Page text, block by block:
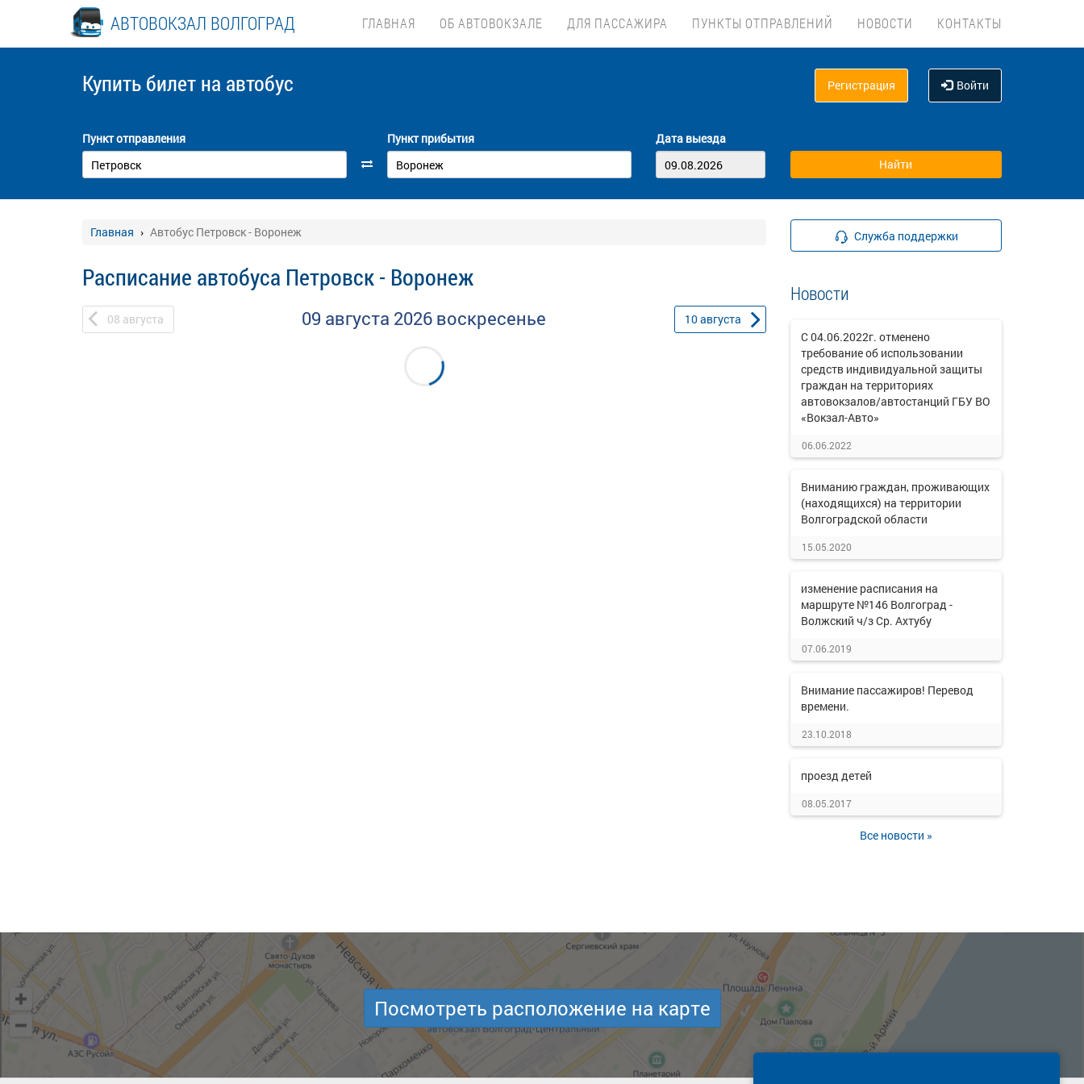
АВТОВОКЗАЛ ВОЛГОГРАД ГЛАВНАЯ ОБ АВТОВОКЗАЛЕ ДЛЯ ПАССАЖИРА ПУНКТЫ ОТПРАВЛЕНИЙ НОВОСТИ КОНТАКТЫ
Купить билет на автобус Регистрация Войти
Пункт отправления Пункт прибытия Дата выезда
Главная Автобус Петровск - Воронеж
Расписание автобуса Петровск - Воронеж
08 августа 09 августа 2026 воскресенье 10августа
Служба поддержки
Новости
С 04.06.2022г. отменено
требование об использовании
средств индивидуальной защиты
граждан на территориях
автовокзалов/автостанций ГБУ ВО
«Вокзал-Авто»
06.06.2022
Вниманию граждан, проживающих
(находящихся) на территории
Волгоградской области
15.05.2020
изменение расписания на
маршруте №146 Волгоград -
Волжский ч/з Ср. Ахтубу
07.06.2019
Внимание пассажиров! Перевод
времени.
23.10.2018
проезд детей
08.05.2017
Все новости »
Посмотреть расположение на карте